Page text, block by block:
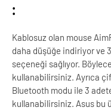
:
Kablosuz olan mouse
daha düşüğe indiriyor ve
seçeneği sağlıyor.
kullanabilirsiniz. Ayrıca
Bluetooth modu ile 3
kullanabilirsiniz. Asus bu